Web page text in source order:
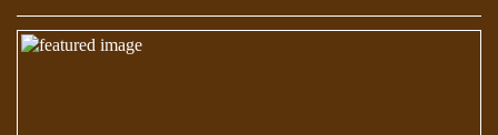
ΠΟΙΟΙ ΕΠΙΛΕΓΟΥΝ ΤΟΝ ΔΡΟΜΟ ΤΗΣ ΑΛΗΘΕΙΑΣ;